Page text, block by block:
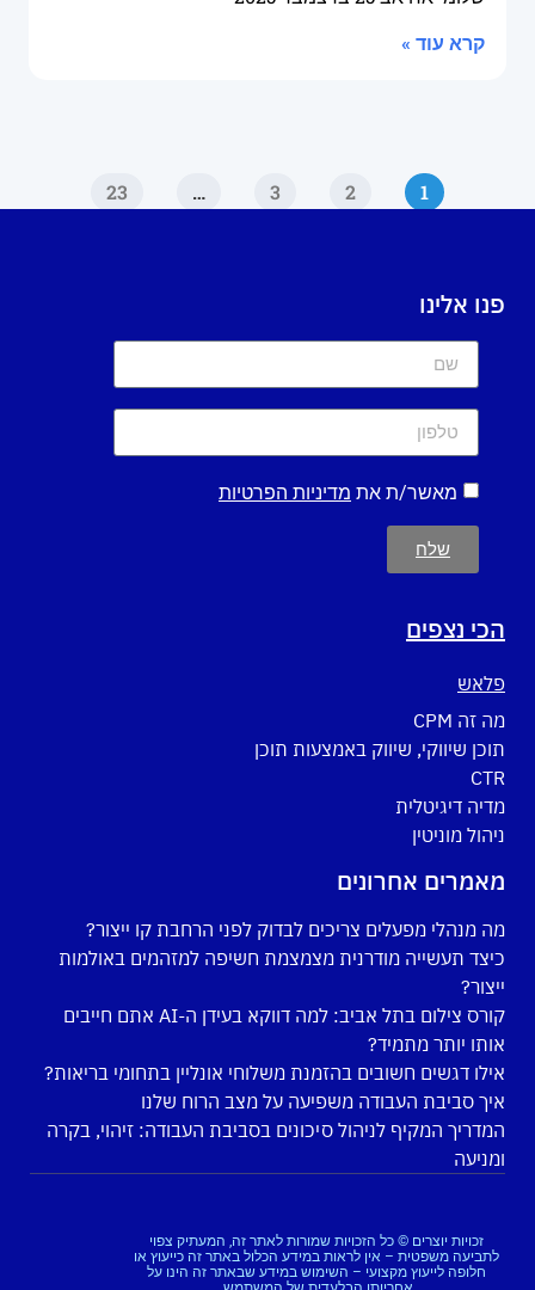
קרא עוד »
1
2
3
…
23
פנו אלינו
מאשר/ת את מדיניות הפרטיות
שלח
הכי נצפים
פלאש
מה זה CPM
תוכן שיווקי, שיווק באמצעות תוכן
CTR
מדיה דיגיטלית
ניהול מוניטין
מאמרים אחרונים
מה מנהלי מפעלים צריכים לבדוק לפני הרחבת קו ייצור?
כיצד תעשייה מודרנית מצמצמת חשיפה למזהמים באולמות
ייצור?
קורס צילום בתל אביב: למה דווקא בעידן ה-AI אתם חייבים
אותו יותר מתמיד?
אילו דגשים חשובים בהזמנת משלוחי אונליין בתחומי בריאות?
איך סביבת העבודה משפיעה על מצב הרוח שלנו
המדריך המקיף לניהול סיכונים בסביבת העבודה: זיהוי, בקרה
ומניעה
זכויות יוצרים © כל הזכויות שמורות לאתר זה, המעתיק צפוי
לתביעה משפטית – אין לראות במידע הכלול באתר זה כייעוץ או
חלופה לייעוץ מקצועי – השימוש במידע שבאתר זה הינו על